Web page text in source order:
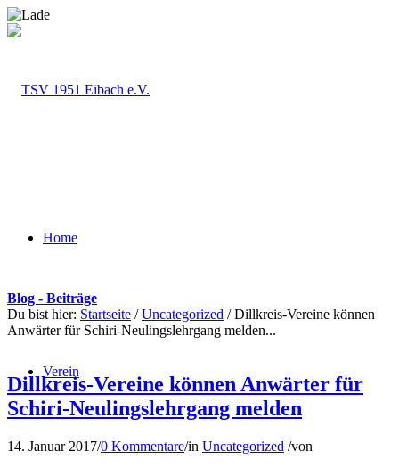
Home
Verein
Blog - Beiträge
Du bist hier: Startseite / Uncategorized / Dillkreis-Vereine können
Anwärter für Schiri-Neulingslehrgang melden...
Dillkreis-Vereine können Anwärter für
Schiri-Neulingslehrgang melden
14. Januar 2017/0 Kommentare/in Uncategorized /von